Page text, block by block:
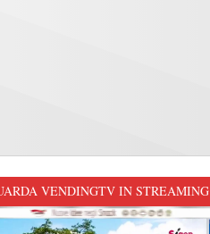
VENDINGTV IN STREAMING